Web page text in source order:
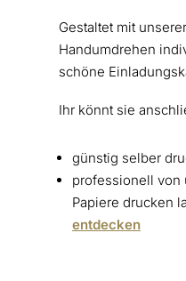
Gestaltet mit
Handumdrehen
schöne
Ihr könnt sie
günstig selber
professionell von
Papiere drucken
entdecken